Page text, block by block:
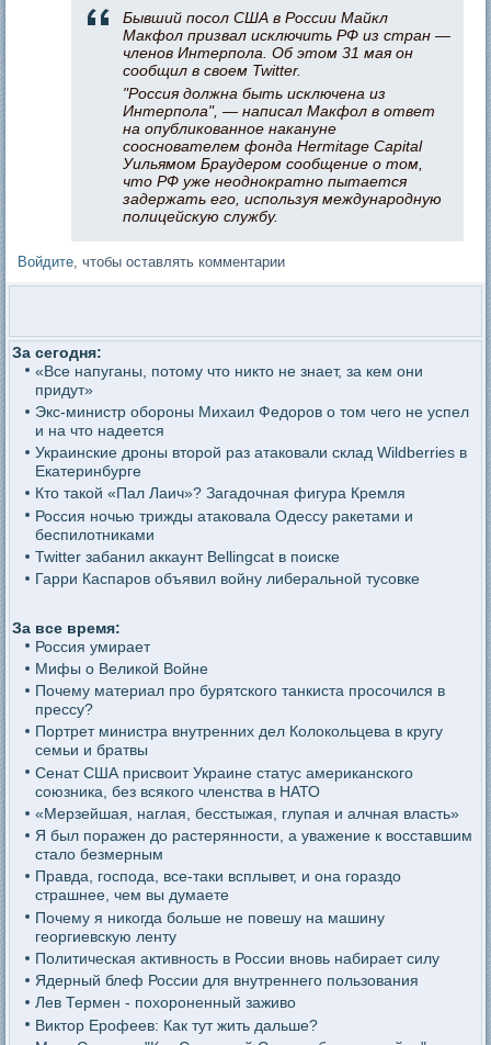
Бывший посол США в России Майкл
Макфол призвал исключить РФ из стран —
членов Интерпола. Об этом 31 мая он
сообщил в своем Twitter.
"Россия должна быть исключена из
Интерпола", — написал Макфол в ответ
на опубликованное накануне
сооснователем фонда Hermitage Capital
Уильямом Браудером сообщение о том,
что РФ уже неоднократно пытается
задержать его, используя международную
полицейскую службу.
Войдите , чтобы оставлять комментарии
За сегодня:
«Все напуганы, потому что никто не знает, за кем они
придут»
Экс-министр обороны Михаил Федоров о том чего не успел
и на что надеется
Украинские дроны второй раз атаковали склад Wildberries в
Екатеринбурге
Кто такой «Пал Лаич»? Загадочная фигура Кремля
Россия ночью трижды атаковала Одессу ракетами и
беспилотниками
Twitter забанил аккаунт Bellingcat в поиске
Гарри Каспаров объявил войну либеральной тусовке
За все время:
Россия умирает
Мифы о Великой Войне
Почему материал про бурятского танкиста просочился в
прессу?
Портрет министра внутренних дел Колокольцева в кругу
семьи и братвы
Сенат США присвоит Украине статус американского
союзника, без всякого членства в НАТО
«Мерзейшая, наглая, бесстыжая, глупая и алчная власть»
Я был поражен до растерянности, а уважение к восставшим
стало безмерным
Правда, господа, все-таки всплывет, и она гораздо
страшнее, чем вы думаете
Почему я никогда больше не повешу на машину
георгиевскую ленту
Политическая активность в России вновь набирает силу
Ядерный блеф России для внутреннего пользования
Лев Термен - похороненный заживо
Виктор Ерофеев: Как тут жить дальше?